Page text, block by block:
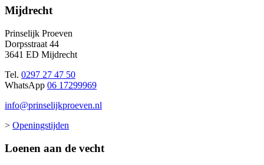
Mijdrecht
Prinselijk Proeven
Dorpsstraat 44
3641 ED Mijdrecht
Tel. 0297 27 47 50
WhatsApp 06 17299969
info@prinselijkproeven.nl
> Openingstijden
Loenen aan de vecht